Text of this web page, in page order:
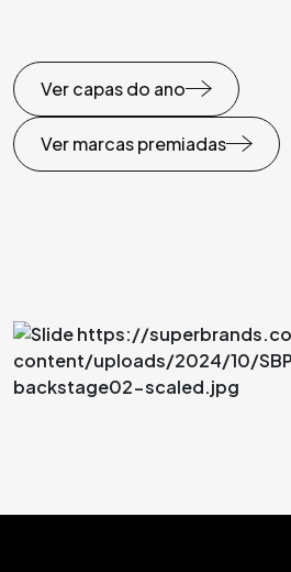
Ver capas do ano
Ver marcas premiadas